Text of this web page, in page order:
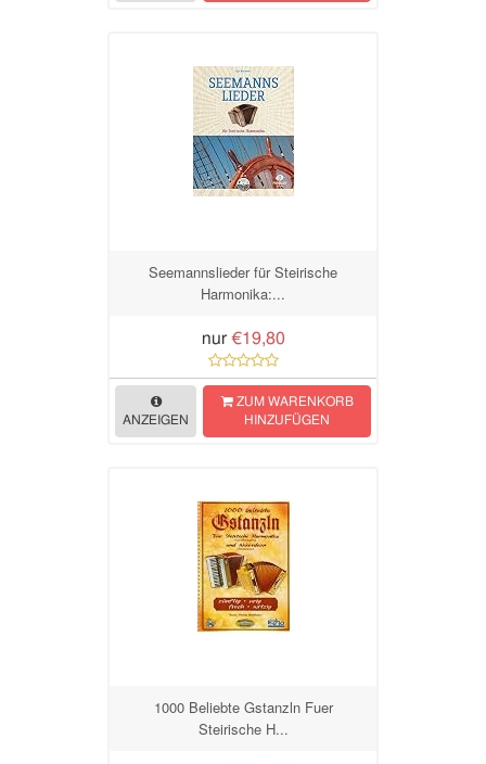
Seemannslieder für Steirische
Harmonika:...
nur €19,80
ANZEIGEN
ZUM WARENKORB
HINZUFÜGEN
1000 Beliebte Gstanzln Fuer
Steirische H...